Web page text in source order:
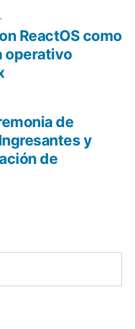
de
y
de
Entrada
siguiente:
ReactOS como
operativo